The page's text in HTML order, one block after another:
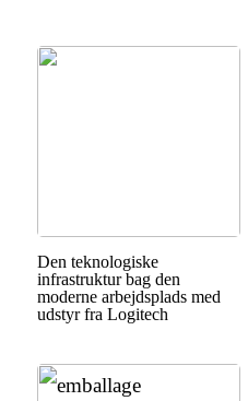
Den teknologiske
infrastruktur bag den
moderne arbejdsplads med
udstyr fra Logitech